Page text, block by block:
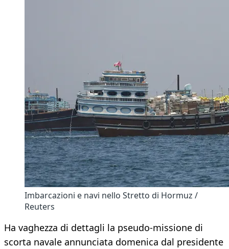
Imbarcazioni e navi nello Stretto di Hormuz /
Reuters
Ha vaghezza di dettagli la pseudo-missione di
scorta navale annunciata domenica dal presidente